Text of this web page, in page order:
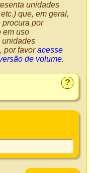
unidades
que, em geral,
procura por
em uso
unidades
por favoracesse
de volume.
?